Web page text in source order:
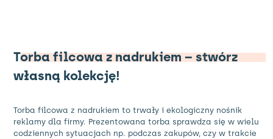
Torba filcowa z nadrukiem – stwórz
własną kolekcję!
Torba filcowa z nadrukiem to trwały i ekologiczny nośnik
reklamy dla firmy. Prezentowana torba sprawdza się w wielu
codziennych sytuacjach np. podczas zakupów, czy w trakcie